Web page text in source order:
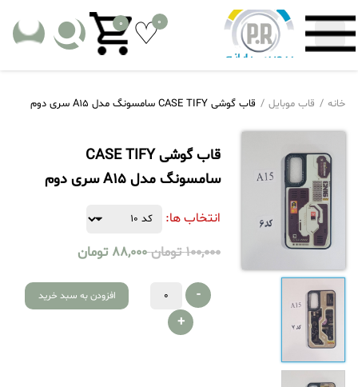
0
0
خانه قاب موبایل قاب گوشی CASE TIFY سامسونگ مدل A15 سری دوم
قاب گوشی CASE TIFY
سامسونگ مدل A15 سری دوم
انتخاب ها:
100,000 تومان 88,000 تومان
-
+
افزودن به سبد خرید